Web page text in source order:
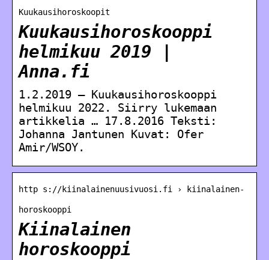
Kuukausihoroskoopit
Kuukausihoroskooppi
helmikuu 2019 |
Anna.fi
1.2.2019 — Kuukausihoroskooppi
helmikuu 2022. Siirry lukemaan
artikkelia … 17.8.2016 Teksti:
Johanna Jantunen Kuvat: Ofer
Amir/WSOY.
http s://kiinalainenuusivuosi.fi › kiinalainen-
horoskooppi
Kiinalainen
horoskooppi